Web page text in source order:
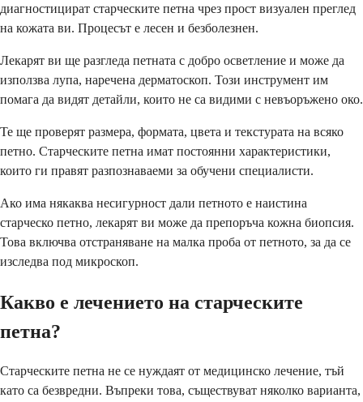
диагностицират старческите петна чрез прост визуален преглед
на кожата ви. Процесът е лесен и безболезнен.
Лекарят ви ще разгледа петната с добро осветление и може да
използва лупа, наречена дерматоскоп. Този инструмент им
помага да видят детайли, които не са видими с невъоръжено око.
Те ще проверят размера, формата, цвета и текстурата на всяко
петно. Старческите петна имат постоянни характеристики,
които ги правят разпознаваеми за обучени специалисти.
Ако има някаква несигурност дали петното е наистина
старческо петно, лекарят ви може да препоръча кожна биопсия.
Това включва отстраняване на малка проба от петното, за да се
изследва под микроскоп.
Какво е лечението на старческите
петна?
Старческите петна не се нуждаят от медицинско лечение, тъй
като са безвредни. Въпреки това, съществуват няколко варианта,